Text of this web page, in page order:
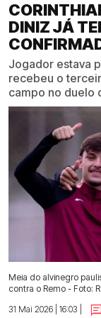
DINIZ JÁ
Jogador estava
recebeu o
campo no duelo
Meia do alvinegro
contra o Remo - Foto:
31 Mai 2026 | 16:03 |